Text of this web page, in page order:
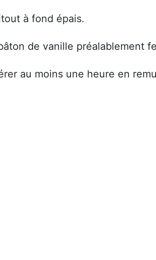
à fond épais.
de vanille préalablement
au moins une heure en